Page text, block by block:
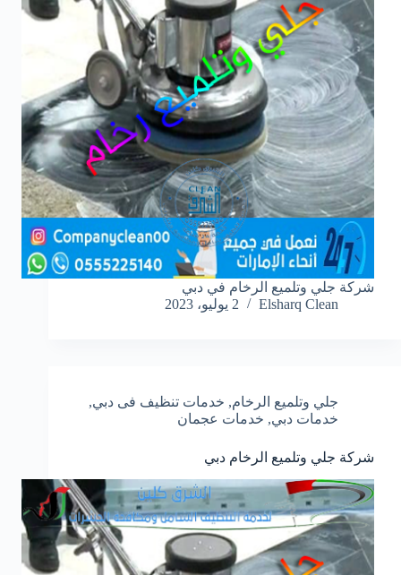
شركة جلي وتلميع الرخام في دبي
Elsharq Clean
2 يوليو، 2023
جلي وتلميع الرخام, خدمات تنظيف فى دبي,
خدمات دبي, خدمات عجمان
شركة جلي وتلميع الرخام دبي